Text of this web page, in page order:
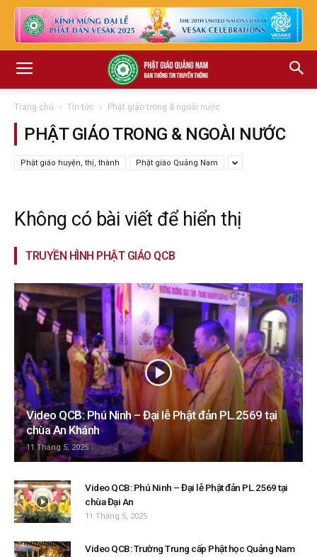
Trang chủ Tin tức Phật giáo trong & ngoài nước
PHẬT GIÁO TRONG & NGOÀI NƯỚC
Phật giáo huyện, thị, thành Phật giáo Quảng Nam
Không có bài viết để hiển thị
TRUYỀN HÌNH PHẬT GIÁO QCB
Video QCB: Phú Ninh – Đại lễ Phật đản PL.2569 tại
chùa An Khánh
11 Tháng 5, 2025
Video QCB: Phú Ninh – Đại lễ Phật đản PL.2569 tại
chùa Đại An
11 Tháng 5, 2025
Video QCB: Trường Trung cấp Phật học Quảng Nam